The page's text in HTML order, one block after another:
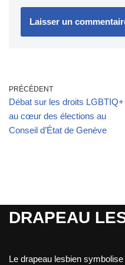
PRÉCÉDENT
Débat sur les droits LGBTIQ+
au cœur des élections au
Conseil d’État de Genève
DRAPEAU
Le drapeau lesbien